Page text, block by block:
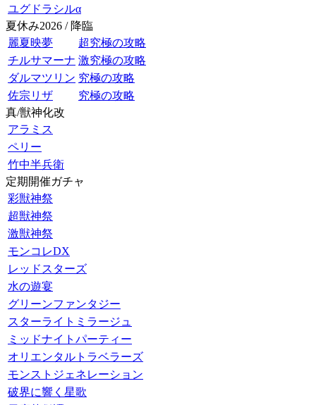
ユグドラシルα
夏休み2026 / 降臨
麗夏映夢
超究極の攻略
チルサマーナ 激究極の攻略
ダルマツリン 究極の攻略
佐宗リザ
究極の攻略
真/獣神化改
アラミス
ペリー
竹中半兵衛
定期開催ガチャ
彩獣神祭
超獣神祭
激獣神祭
モンコレDX
レッドスターズ
水の遊宴
グリーンファンタジー
スターライトミラージュ
ミッドナイトパーティー
オリエンタルトラベラーズ
モンストジェネレーション
破界に響く星歌